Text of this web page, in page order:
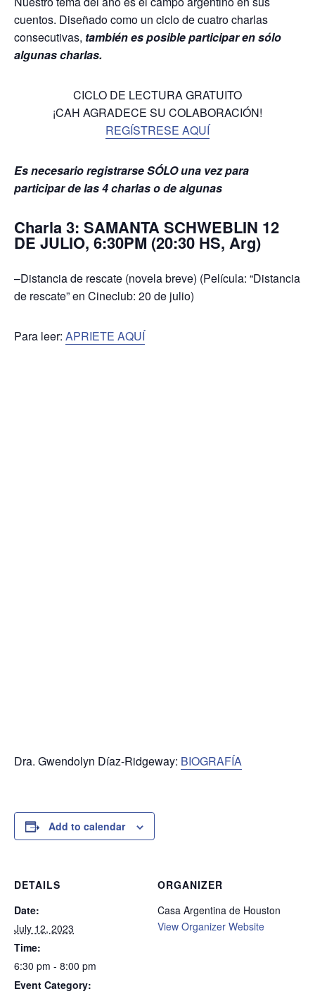
cuentos. Diseñado como un ciclo de cuatro charlas
consecutivas, también es posible participar en sólo
algunas charlas.
CICLO DE LECTURA GRATUITO
¡CAH AGRADECE SU COLABORACIÓN!
REGÍSTRESE AQUÍ
Es necesario registrarse SÓLO una vez para
participar de las 4 charlas o de algunas
Charla 3: SAMANTA SCHWEBLIN 12
DE JULIO, 6:30PM (20:30 HS, Arg)
–Distancia de rescate (novela breve) (Película: “Distancia
de rescate” en Cineclub: 20 de julio)
Para leer: APRIETE AQUÍ
Dra. Gwendolyn Díaz-Ridgeway: BIOGRAFÍA
Add to calendar
DETAILS
Date:
July 12, 2023
Time:
6:30 pm - 8:00 pm
Event Category:
ORGANIZER
Casa Argentina de Houston
View Organizer Website